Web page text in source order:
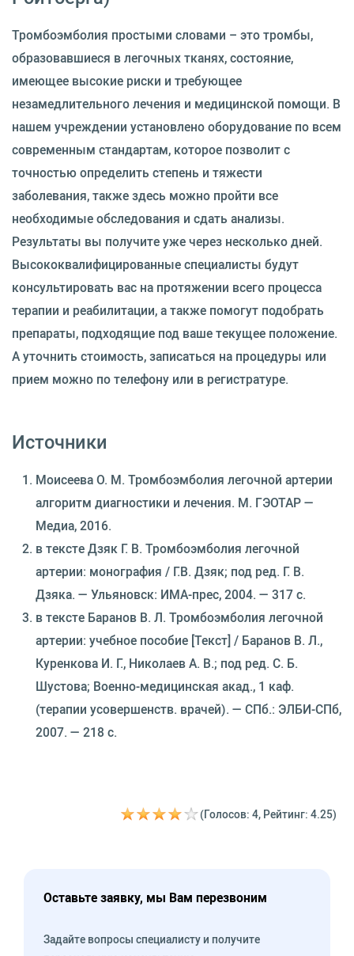
Тромбоэмболия простыми словами – это тромбы,
образовавшиеся в легочных тканях, состояние,
имеющее высокие риски и требующее
незамедлительного лечения и медицинской помощи. В
нашем учреждении установлено оборудование по всем
современным стандартам, которое позволит с
точностью определить степень и тяжести
заболевания, также здесь можно пройти все
необходимые обследования и сдать анализы.
Результаты вы получите уже через несколько дней.
Высококвалифицированные специалисты будут
консультировать вас на протяжении всего процесса
терапии и реабилитации, а также помогут подобрать
препараты, подходящие под ваше текущее положение.
А уточнить стоимость, записаться на процедуры или
прием можно по телефону или в регистратуре.
Источники
Моисеева О. М. Тромбоэмболия легочной артерии
алгоритм диагностики и лечения. М. ГЭОТАР —
Медиа, 2016.
в тексте Дзяк Г. В. Тромбоэмболия легочной
артерии: монография / Г.В. Дзяк; под ред. Г. В.
Дзяка. — Ульяновск: ИМА-прес, 2004. — 317 с.
в тексте Баранов В. Л. Тромбоэмболия легочной
артерии: учебное пособие [Текст] / Баранов В. Л.,
Куренкова И. Г., Николаев А. В.; под ред. С. Б.
Шустова; Военно-медицинская акад., 1 каф.
(терапии усовершенств. врачей). — СПб.: ЭЛБИ-СПб,
2007. — 218 с.
(Голосов: 4, Рейтинг: 4.25)
Оставьте заявку, мы Вам перезвоним
Задайте вопросы специалисту и получите